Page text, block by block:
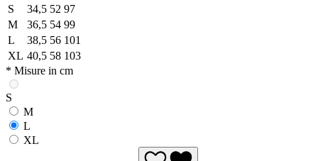
S
34,5 52 97
M
36,5 54 99
L
38,5 56 101
XL 40,5 58 103
* Misure in cm
S
M
L
XL